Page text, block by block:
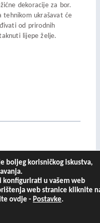
dekoracije za bor.
tehnikom ukrašavat će
od prirodnih
lijepe želje.
boljeg korisničkog iskustva,
konfigurirati u vašem web
web stranice kliknite
ovdje - Postavke.